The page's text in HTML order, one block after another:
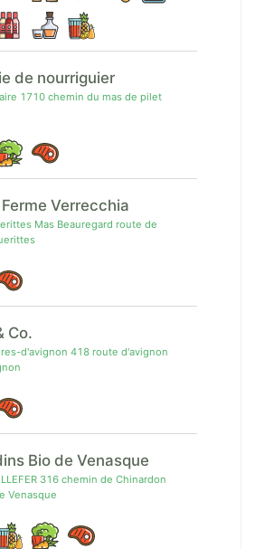
de nourriguier
1710 chemin du mas de pilet
Verrecchia
Mas Beauregard route de
Co.
d'avignon 418 route d'avignon
Bio de Venasque
316 chemin de Chinardon
Venasque